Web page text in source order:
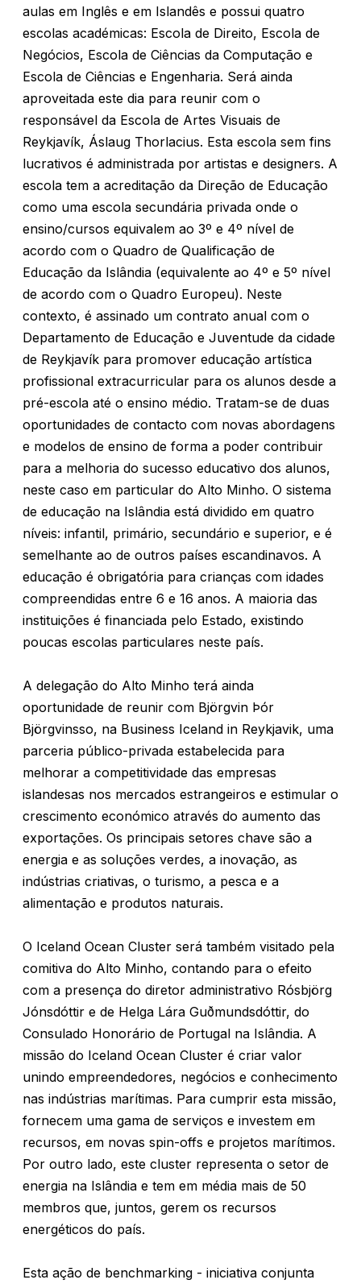
aulas em Inglês e em Islandês e possui quatro
escolas académicas: Escola de Direito, Escola de
Negócios, Escola de Ciências da Computação e
Escola de Ciências e Engenharia. Será ainda
aproveitada este dia para reunir com o
responsável da Escola de Artes Visuais de
Reykjavík, Áslaug Thorlacius. Esta escola sem fins
lucrativos é administrada por artistas e designers. A
escola tem a acreditação da Direção de Educação
como uma escola secundária privada onde o
ensino/cursos equivalem ao 3º e 4º nível de
acordo com o Quadro de Qualificação de
Educação da Islândia (equivalente ao 4º e 5º nível
de acordo com o Quadro Europeu). Neste
contexto, é assinado um contrato anual com o
Departamento de Educação e Juventude da cidade
de Reykjavík para promover educação artística
profissional extracurricular para os alunos desde a
pré-escola até o ensino médio. Tratam-se de duas
oportunidades de contacto com novas abordagens
e modelos de ensino de forma a poder contribuir
para a melhoria do sucesso educativo dos alunos,
neste caso em particular do Alto Minho. O sistema
de educação na Islândia está dividido em quatro
níveis: infantil, primário, secundário e superior, e é
semelhante ao de outros países escandinavos. A
educação é obrigatória para crianças com idades
compreendidas entre 6 e 16 anos. A maioria das
instituições é financiada pelo Estado, existindo
poucas escolas particulares neste país.
A delegação do Alto Minho terá ainda
oportunidade de reunir com Björgvin Þór
Björgvinsso, na Business Iceland in Reykjavik, uma
parceria público-privada estabelecida para
melhorar a competitividade das empresas
islandesas nos mercados estrangeiros e estimular o
crescimento económico através do aumento das
exportações. Os principais setores chave são a
energia e as soluções verdes, a inovação, as
indústrias criativas, o turismo, a pesca e a
alimentação e produtos naturais.
O Iceland Ocean Cluster será também visitado pela
comitiva do Alto Minho, contando para o efeito
com a presença do diretor administrativo Rósbjörg
Jónsdóttir e de Helga Lára Guðmundsdóttir, do
Consulado Honorário de Portugal na Islândia. A
missão do Iceland Ocean Cluster é criar valor
unindo empreendedores, negócios e conhecimento
nas indústrias marítimas. Para cumprir esta missão,
fornecem uma gama de serviços e investem em
recursos, em novas spin-offs e projetos marítimos.
Por outro lado, este cluster representa o setor de
energia na Islândia e tem em média mais de 50
membros que, juntos, gerem os recursos
energéticos do país.
Esta ação de benchmarking - iniciativa conjunta